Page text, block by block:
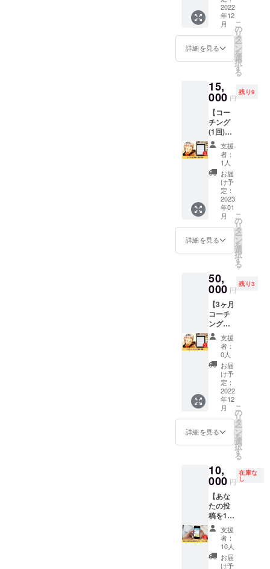
お断り
させて
いただ
く場合
があり
いただ
いた場
合にお
いても
返金は
いたし
かねま
す。 ※
掲載期
間は
2022年
12月か
ら1年間
です。
OJI_PO
RSCHE
クラウ
ドファ
ンディ
IREの
メッ
セージ
機能に
て支援
者様個
別に連
絡方法
をお知
らせし
ます。
10名限
定で
す。
《リ
ターン
実行の
いツ
イート
内容を
DMにて
個別に
確認さ
せてい
ただき
ます。
↓ 引用
リツ
イート
をさせ
ていた
だくの
Twitter
通知を
く。 ↓
リター
ン実行
完了。
※有効期
限は
2023年
1月から
1年間の
うち1ヶ
りょう
じによ
Twitter
運用コ
ンサル
をお試
受ける
ことが
できる
権利で
す。 電
子書籍
付き。
10名限
定で
す。 内
容：
①Twitte
rプロ
フィー
ル、ア
イコ
ン、
を持た
せるた
めのア
ドバイ
ス ②
フォロ
ワー数
の増減
に一喜
一憂せ
ず、心
から応
援して
くれる
ファン
をつく
る発信
サルを
受ける
方の、
ご自身
の気づ
いてい
ない強
みや才
能を引
き出
2022
年12
月
詳細を見る
こ
の
リ
タ
ー
ン
を
選
択
す
る
15,
000 円
残り9
【コー
チング
(1回)＋
電子書
籍】 ひ
まわり
コーチ
りょう
じによ
るコー
チング
をお試
しで1回
受ける
ことが
できる
す。 電
子書籍
付き。
10名限
定で
す。 内
容：転
職のお
悩み、
強みが
見つけ
られな
い人、
雑談も
OK！ 日
程：
2023年
場所：
オンラ
イン
zoomに
て開催
（動作
環境：
PC／ス
マホ）
時間：
１回の
支援
者：
1人
お届
け予
定：
2023
年01
月
詳細を見る
こ
の
リ
タ
ー
ン
を
選
択
す
る
50,
000 円
残り3
【3ヶ月
コーチ
ング＋
電子書
籍】 ひ
まわり
コーチ
りょう
じによ
るコー
チング
を3ヶ月
間受け
ること
ができ
る権利
3ヶ月間
で受け
られる
コーチ
ングの
上限は6
回まで
です。
電子書
籍付
き。 3
支援
者：
0人
お届
け予
定：
2022
年12
月
詳細を見る
こ
の
リ
タ
ー
ン
を
選
択
す
る
10,
000 円
在庫な
し
【あな
たの投
稿を1回
引用リ
ツイー
トしま
す】
Twitter
支援
者：
10人
お届
け予